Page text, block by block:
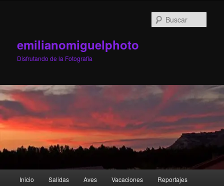
emilianomiguelphoto
Disfrutando de la Fotografía
Inicio Salidas Aves Vacaciones Reportajes